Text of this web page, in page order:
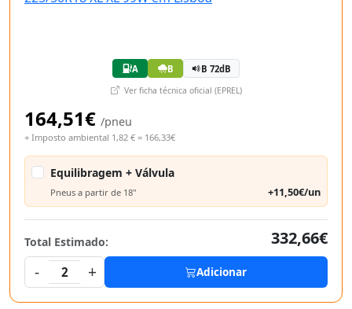
A B B 72dB
Ver ficha técnica oficial (EPREL)
164,51€ /pneu
+ Imposto ambiental 1,82 € = 166,33€
Equilibragem + Válvula
Pneus a partir de 18" +11,50€/un
Total Estimado:
332,66€
-
2 + Adicionar